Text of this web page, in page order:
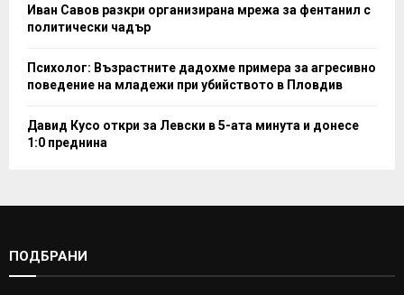
Иван Савов разкри организирана мрежа за фентанил с
политически чадър
Психолог: Възрастните дадохме примера за агресивно
поведение на младежи при убийството в Пловдив
Давид Кусо откри за Левски в 5-ата минута и донесе
1:0 преднина
ПОДБРАНИ